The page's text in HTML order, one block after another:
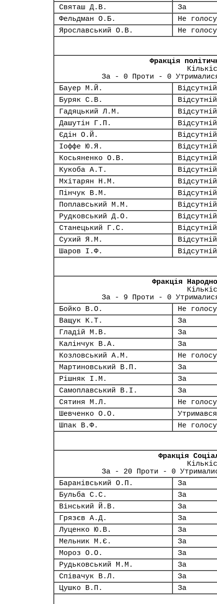
Святаш Д.В.
За
Фельдман О.Б.
Не
Ярославський О.В.
Не
Фракція
За - 0 Проти - 0
Бауер М.Й.
Відсутній
Буряк С.В.
Відсутній
Гадяцький Л.М.
Відсутній
Дашутін Г.П.
Відсутній
Єдін О.Й.
Відсутній
Іоффе Ю.Я.
Відсутній
Косьяненко О.В.
Відсутній
Кукоба А.Т.
Відсутній
Мхітарян Н.М.
Відсутній
Пінчук В.М.
Відсутній
Поплавський М.М.
Відсутній
Рудковський Д.О.
Відсутній
Станецький Г.С.
Відсутній
Сухий Я.М.
Відсутній
Шаров І.Ф.
Відсутній
Фракція
За - 9 Проти - 0
Бойко В.О.
Не
Ващук К.Т.
За
Гладій М.В.
За
Калінчук В.А.
За
Козловський А.М.
Не
Мартиновський В.П.
За
Рішняк І.М.
За
Самоплавський В.І.
За
Сятиня М.Л.
Не
Шевченко О.О.
Утримався
Шпак В.Ф.
Не
Фракція
За - 20 Проти - 0
Баранівський О.П.
За
Бульба С.С.
За
Вінський Й.В.
За
Грязєв А.Д.
За
Луценко Ю.В.
За
Мельник М.Є.
За
Мороз О.О.
За
Рудьковський М.М.
За
Співачук В.Л.
За
Цушко В.П.
За